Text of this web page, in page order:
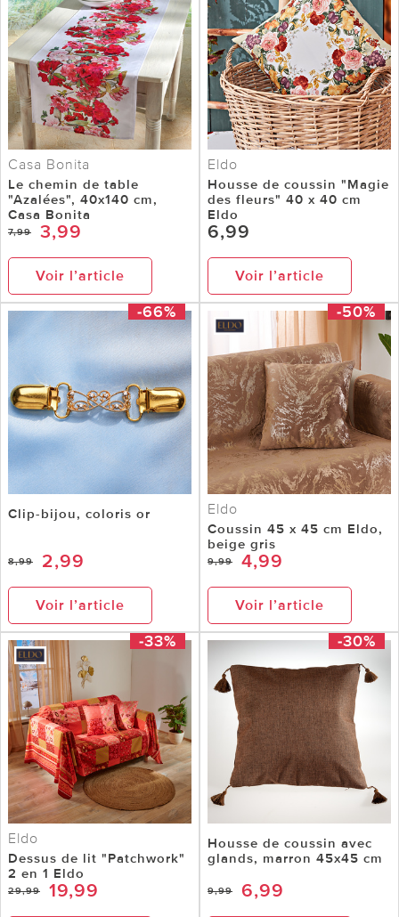
Casa Bonita
Le chemin de table
"Azalées", 40x140 cm,
Casa Bonita
7,99 3,99
Voir l’article
Eldo
Housse de coussin "Magie
des fleurs" 40 x 40 cm
Eldo
6,99
Voir l’article
-66%
Clip-bijou, coloris or
8,99 2,99
Voir l’article
-50%
Eldo
Coussin 45 x 45 cm Eldo,
beige gris
9,99 4,99
Voir l’article
-33%
Eldo
Dessus de lit "Patchwork"
2 en 1 Eldo
29,99 19,99
-30%
Housse de coussin avec
glands, marron 45x45 cm
9,99 6,99